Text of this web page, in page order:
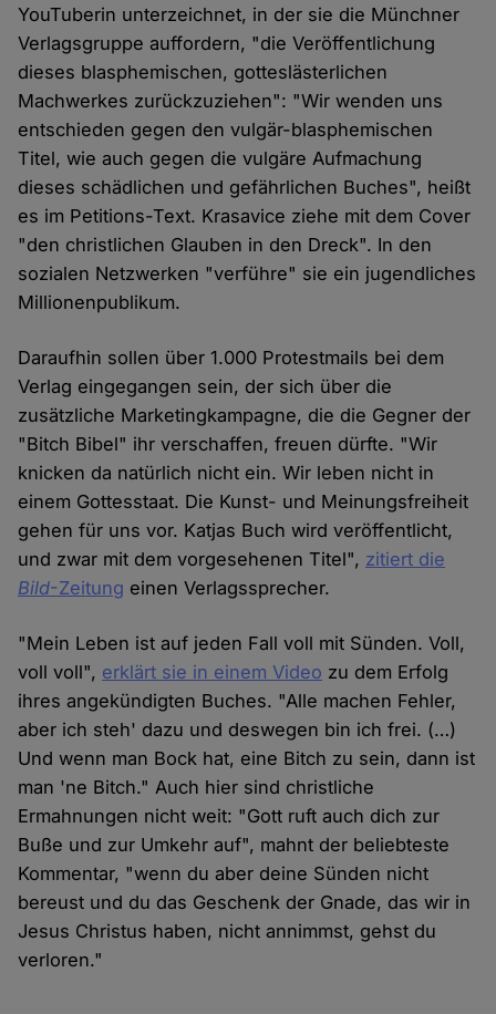
YouTuberin unterzeichnet, in der sie die Münchner
Verlagsgruppe auffordern, "die Veröffentlichung
dieses blasphemischen, gotteslästerlichen
Machwerkes zurückzuziehen": "Wir wenden uns
entschieden gegen den vulgär-blasphemischen
Titel, wie auch gegen die vulgäre Aufmachung
dieses schädlichen und gefährlichen Buches", heißt
es im Petitions-Text. Krasavice ziehe mit dem Cover
"den christlichen Glauben in den Dreck". In den
sozialen Netzwerken "verführe" sie ein jugendliches
Millionenpublikum.
Daraufhin sollen über 1.000 Protestmails bei dem
Verlag eingegangen sein, der sich über die
zusätzliche Marketingkampagne, die die Gegner der
"Bitch Bibel" ihr verschaffen, freuen dürfte. "Wir
knicken da natürlich nicht ein. Wir leben nicht in
einem Gottesstaat. Die Kunst- und Meinungsfreiheit
gehen für uns vor. Katjas Buch wird veröffentlicht,
und zwar mit dem vorgesehenen Titel", zitiert die
Bild-Zeitung einen Verlagssprecher.
"Mein Leben ist auf jeden Fall voll mit Sünden. Voll,
voll voll", erklärt sie in einem Video zu dem Erfolg
ihres angekündigten Buches. "Alle machen Fehler,
aber ich steh' dazu und deswegen bin ich frei. (…)
Und wenn man Bock hat, eine Bitch zu sein, dann ist
man 'ne Bitch." Auch hier sind christliche
Ermahnungen nicht weit: "Gott ruft auch dich zur
Buße und zur Umkehr auf", mahnt der beliebteste
Kommentar, "wenn du aber deine Sünden nicht
bereust und du das Geschenk der Gnade, das wir in
Jesus Christus haben, nicht annimmst, gehst du
verloren."